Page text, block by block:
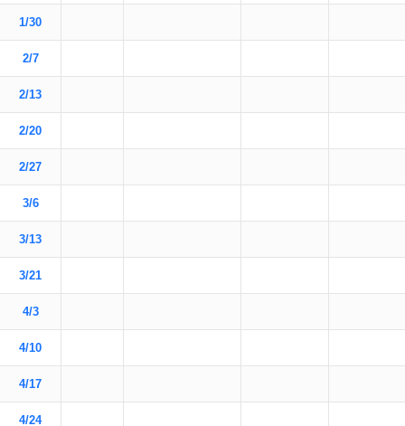
1/30
2/7
2/13
2/20
2/27
3/6
3/13
3/21
4/3
4/10
4/17
4/24